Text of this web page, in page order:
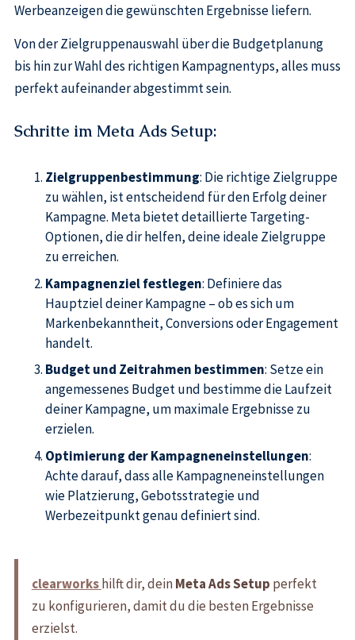
Werbeanzeigen die gewünschten Ergebnisse liefern.
Von der Zielgruppenauswahl über die Budgetplanung
bis hin zur Wahl des richtigen Kampagnentyps, alles muss
perfekt aufeinander abgestimmt sein.
Schritte im Meta Ads Setup:
Zielgruppenbestimmung: Die richtige Zielgruppe
zu wählen, ist entscheidend für den Erfolg deiner
Kampagne. Meta bietet detaillierte Targeting-
Optionen, die dir helfen, deine ideale Zielgruppe
zu erreichen.
Kampagnenziel festlegen: Definiere das
Hauptziel deiner Kampagne – ob es sich um
Markenbekanntheit, Conversions oder Engagement
handelt.
Budget und Zeitrahmen bestimmen: Setze ein
angemessenes Budget und bestimme die Laufzeit
deiner Kampagne, um maximale Ergebnisse zu
erzielen.
Optimierung der Kampagneneinstellungen:
Achte darauf, dass alle Kampagneneinstellungen
wie Platzierung, Gebotsstrategie und
Werbezeitpunkt genau definiert sind.
clearworkshilft dir, deinMeta Ads Setup perfekt
zu konfigurieren, damit du die besten Ergebnisse
erzielst.